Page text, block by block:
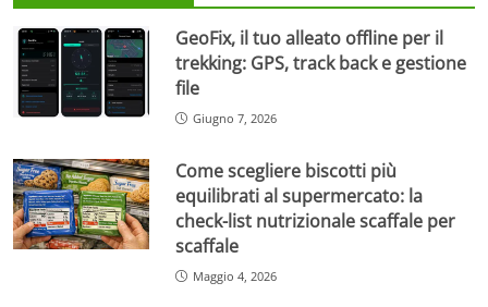
GeoFix, il tuo alleato offline per il
trekking: GPS, track back e gestione
file
Giugno 7, 2026
Come scegliere biscotti più
equilibrati al supermercato: la
check-list nutrizionale scaffale per
scaffale
Maggio 4, 2026